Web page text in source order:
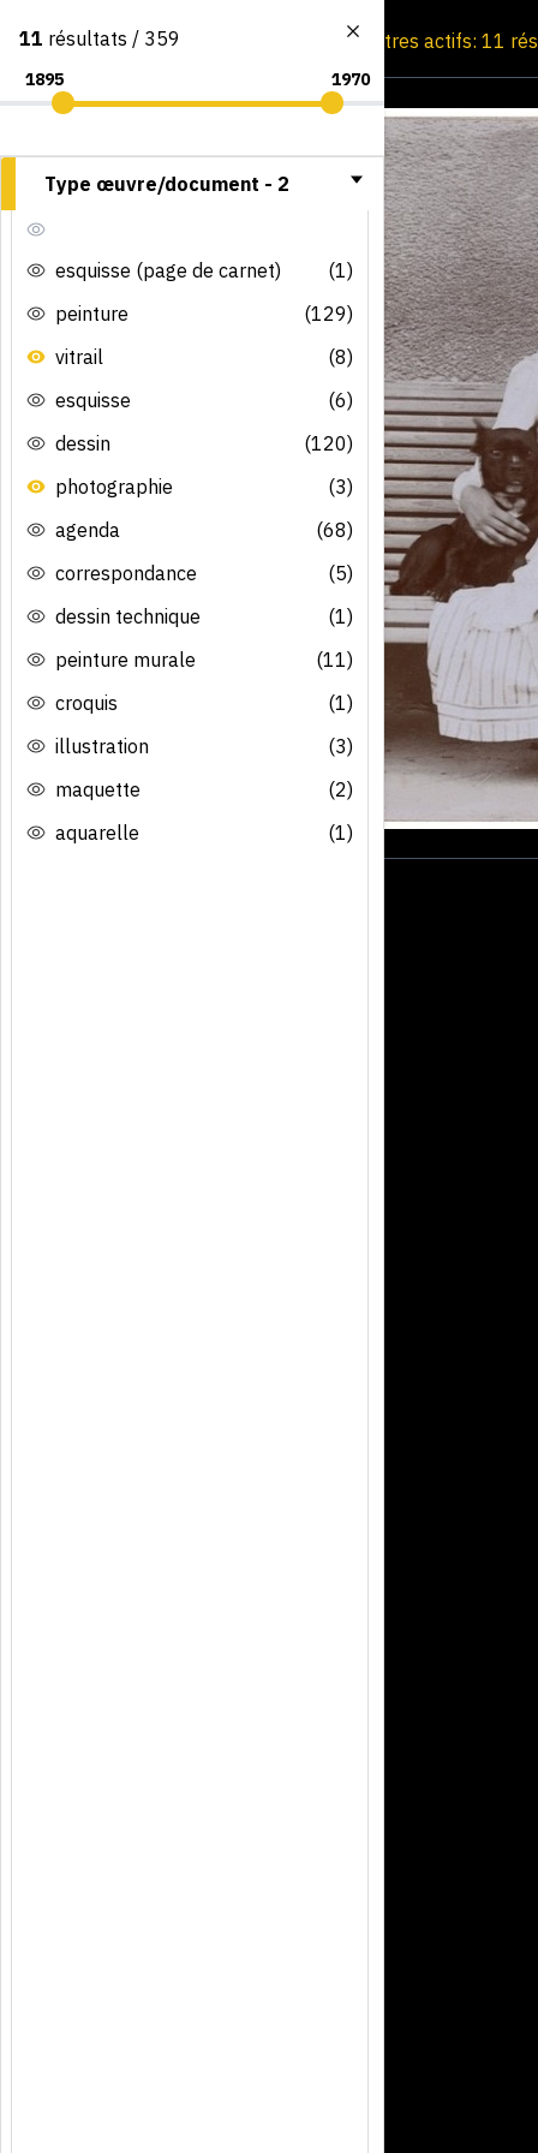
Consultation par image Filtres actifs: 11
11 résultats / 359
Type œuvre/document - 2
esquisse (page de carnet)
(1)
peinture
(129)
vitrail
(8)
esquisse
(6)
dessin
(120)
photographie
(3)
agenda
(68)
correspondance
(5)
dessin technique
(1)
peinture murale
(11)
croquis
(1)
illustration
(3)
maquette
(2)
aquarelle
(1)